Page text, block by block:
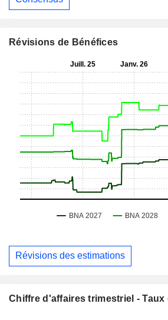
Révisions de Bénéfices
Révisions des estimations
Chiffre d'affaires trimestriel -